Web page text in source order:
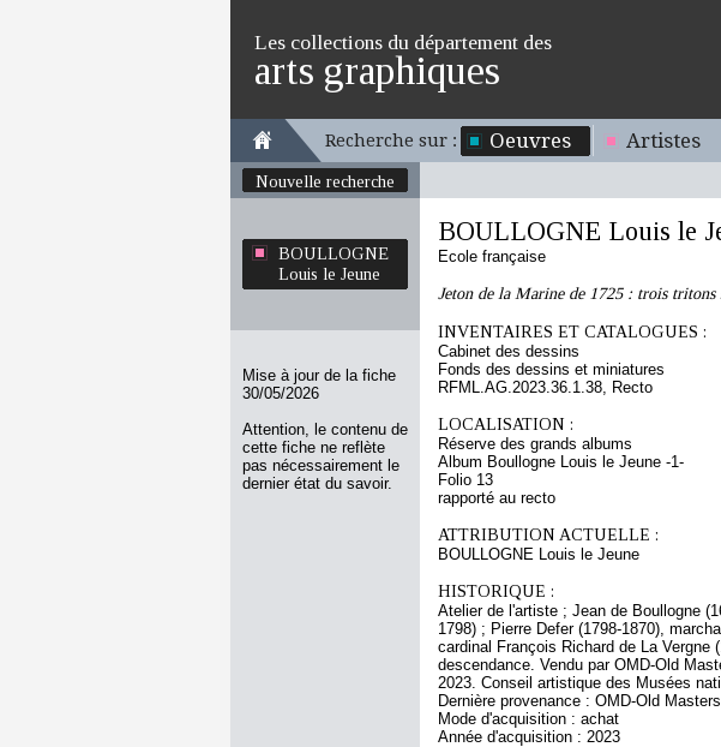
Les collections du département des
arts graphiques
Recherche sur : Oeuvres Artistes
Nouvelle recherche
BOULLOGNE
Louis le Jeune
Mise à jour de la fiche
30/05/2026
Attention, le contenu de
cette fiche ne reflète
pas nécessairement le
dernier état du savoir.
BOULLOGNE Louis le
Ecole française
Jeton de la Marine de 1725 : trois tritons
INVENTAIRES ET CATALOGUES :
Cabinet des dessins
Fonds des dessins et miniatures
RFML.AG.2023.36.1.38, Recto
LOCALISATION :
Réserve des grands albums
Album Boullogne Louis le Jeune -1-
Folio 13
rapporté au recto
ATTRIBUTION ACTUELLE :
BOULLOGNE Louis le Jeune
HISTORIQUE :
Atelier de l'artiste ; Jean de Boullogne
1798) ; Pierre Defer (1798-1870),
cardinal François Richard de La Vergne
descendance. Vendu par OMD-Old
2023. Conseil artistique des Musées
Dernière provenance : OMD-Old
Mode d'acquisition : achat
Année d'acquisition : 2023